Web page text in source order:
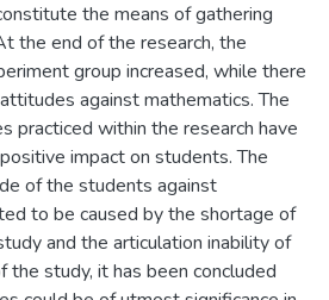
the means of gathering
the end of the research, the
group increased, while there
against mathematics. The
practiced within the research have
impact on students. The
of the students against
to be caused by the shortage of
and the articulation inability of
study, it has been concluded